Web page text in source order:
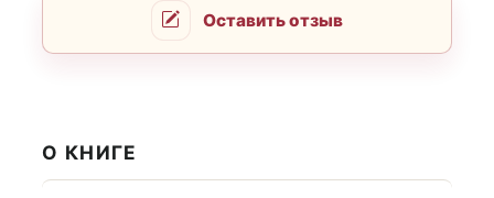
Оставить отзыв
О КНИГЕ